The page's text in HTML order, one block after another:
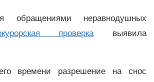
обращениями неравнодушных
проверка выявила
времени разрешение на снос